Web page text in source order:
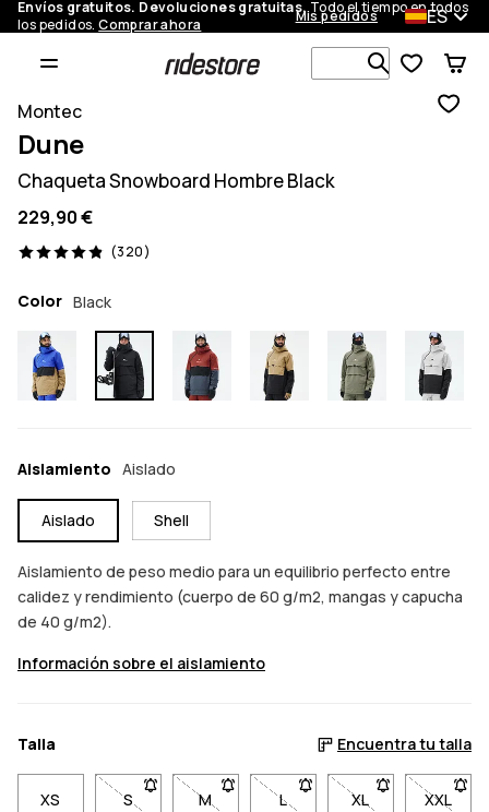
Envíos gratuitos. Devoluciones gratuitas.Todo el tiempo en todos
los pedidos.Comprar ahora Mis pedidos ES
Busca en
Montec
Dune
Chaqueta Snowboard Hombre Black
229,90 €
(320)
320 opiniones, 4.9/5
Color Black
Aislamiento Aislado
Aislado Shell
Aislamiento de peso medio para un equilibrio perfecto entre
calidez y rendimiento (cuerpo de 60 g/m2, mangas y capucha
de 40 g/m2).
Información sobre el aislamiento
Talla Encuentra tu talla
XS S- Talla S no disponible. Haz clic para ser
M- Talla M no disponible. Haz clic para
L- Talla L no disponible. Haz
XL- Talla XL no
XXL- Talla